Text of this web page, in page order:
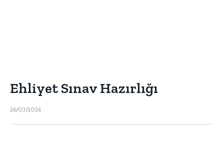
Ehliyet Sınav Hazırlığı
26/03/2026